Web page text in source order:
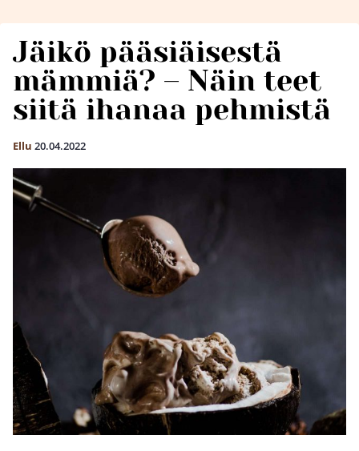
Jäikö pääsiäisestä
mämmiä? – Näin teet
siitä ihanaa pehmistä
Ellu 20.04.2022